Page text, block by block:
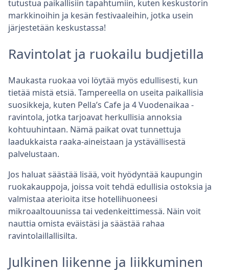
tutustua paikallisiin tapahtumiin, kuten keskustorin
markkinoihin ja kesän festivaaleihin, jotka usein
järjestetään keskustassa!
Ravintolat ja ruokailu budjetilla
Maukasta ruokaa voi löytää myös edullisesti, kun
tietää mistä etsiä. Tampereella on useita paikallisia
suosikkeja, kuten Pella’s Cafe ja 4 Vuodenaikaa -
ravintola, jotka tarjoavat herkullisia annoksia
kohtuuhintaan. Nämä paikat ovat tunnettuja
laadukkaista raaka-aineistaan ja ystävällisestä
palvelustaan.
Jos haluat säästää lisää, voit hyödyntää kaupungin
ruokakauppoja, joissa voit tehdä edullisia ostoksia ja
valmistaa aterioita itse hotellihuoneesi
mikroaaltouunissa tai vedenkeittimessä. Näin voit
nauttia omista eväistäsi ja säästää rahaa
ravintolaillallisilta.
Julkinen liikenne ja liikkuminen